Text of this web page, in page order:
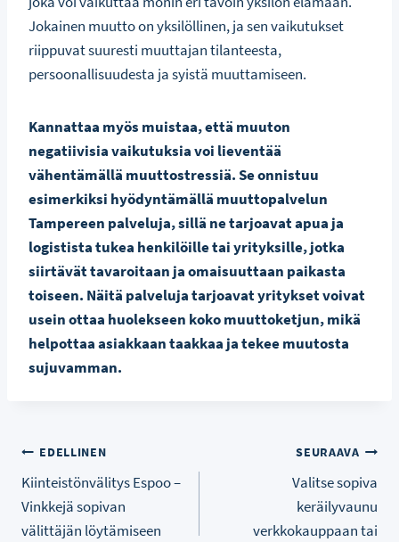
Jokainen muutto on yksilöllinen, ja sen vaikutukset
riippuvat suuresti muuttajan tilanteesta,
persoonallisuudesta ja syistä muuttamiseen.
Kannattaa myös muistaa, että muuton
negatiivisia vaikutuksia voi lieventää
vähentämällä muuttostressiä. Se onnistuu
esimerkiksi hyödyntämällä muuttopalvelun
Tampereen palveluja, sillä ne tarjoavat apua ja
logistista tukea henkilöille tai yrityksille, jotka
siirtävät tavaroitaan ja omaisuuttaan paikasta
toiseen. Näitä palveluja tarjoavat yritykset voivat
usein ottaa huolekseen koko muuttoketjun, mikä
helpottaa asiakkaan taakkaa ja tekee muutosta
sujuvamman.
Artikkelien
selaus
EDELLINEN
Kiinteistönvälitys Espoo –
Vinkkejä sopivan
välittäjän löytämiseen
SEURAAVA
Valitse sopiva
keräilyvaunu
verkkokauppaan tai